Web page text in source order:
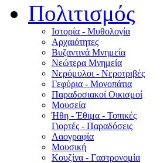
Πολιτισμός
Ιστορία - Μυθολογία
Αρχαιότητες
Βυζαντινά Μνημεία
Νεώτερα Μνημεία
Νερόμυλοι - Nεροτριβές
Γεφύρια - Μονοπάτια
Παραδοσιακοί Οικισμοί
Μουσεία
Ήθη - Έθιμα - Τοπικές
Γιορτές - Παραδόσεις
Λαογραφία
Μουσική
Κουζίνα - Γαστρονομία